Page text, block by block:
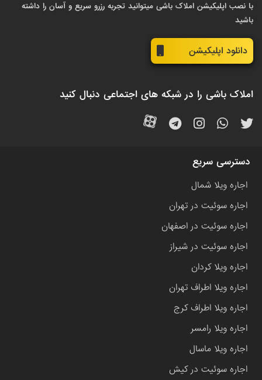
با نصب اپلیکیشن املاک باشی میتوانید تجربه رزرو سریع و آسان را داشته
باشید
دانلود اپلیکیشن
املاک باشی را در شبکه های اجتماعی دنبال کنید
دسترسی سریع
اجاره ویلا شمال
اجاره سوئیت در تهران
اجاره سوئیت در اصفهان
اجاره سوئیت در شیراز
اجاره ویلا کردان
اجاره ویلا اطراف تهران
اجاره ویلا اطراف کرج
اجاره ویلا رامسر
اجاره ویلا ماسال
اجاره سوئیت در کیش